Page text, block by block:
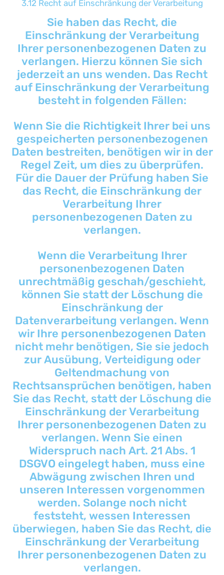
3.12 Recht auf Einschränkung der Verarbeitung
Sie haben das Recht, die
Einschränkung der Verarbeitung
Ihrer personenbezogenen Daten zu
verlangen. Hierzu können Sie sich
jederzeit an uns wenden. Das Recht
auf Einschränkung der Verarbeitung
besteht in folgenden Fällen:
Wenn Sie die Richtigkeit Ihrer bei uns
gespeicherten personenbezogenen
Daten bestreiten, benötigen wir in der
Regel Zeit, um dies zu überprüfen.
Für die Dauer der Prüfung haben Sie
das Recht, die Einschränkung der
Verarbeitung Ihrer
personenbezogenen Daten zu
verlangen.
Wenn die Verarbeitung Ihrer
personenbezogenen Daten
unrechtmäßig geschah/geschieht,
können Sie statt der Löschung die
Einschränkung der
Datenverarbeitung verlangen. Wenn
wir Ihre personenbezogenen Daten
nicht mehr benötigen, Sie sie jedoch
zur Ausübung, Verteidigung oder
Geltendmachung von
Rechtsansprüchen benötigen, haben
Sie das Recht, statt der Löschung die
Einschränkung der Verarbeitung
Ihrer personenbezogenen Daten zu
verlangen. Wenn Sie einen
Widerspruch nach Art. 21 Abs. 1
DSGVO eingelegt haben, muss eine
Abwägung zwischen Ihren und
unseren Interessen vorgenommen
werden. Solange noch nicht
feststeht, wessen Interessen
überwiegen, haben Sie das Recht, die
Einschränkung der Verarbeitung
Ihrer personenbezogenen Daten zu
verlangen.